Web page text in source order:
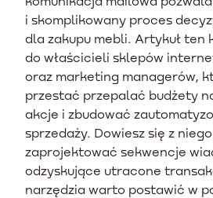
i skomplikowany proces
dla zakupu mebli. Artykuł ten
do właścicieli sklepów
oraz marketing managerów,
przestać przepalać budżety
akcje i zbudować
sprzedaży. Dowiesz się z
zaprojektować sekwencje
odzyskujące utracone
narzędzia warto postawić w